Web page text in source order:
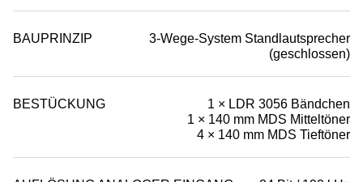
BAUPRINZIP
3-Wege-System Standlautsprecher
(geschlossen)
BESTÜCKUNG
1 × LDR 3056 Bändchen
1 × 140 mm MDS Mitteltöner
4 × 140 mm MDS Tieftöner